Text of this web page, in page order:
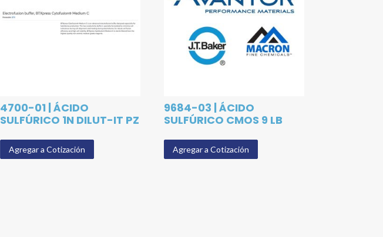
4700-01 | ÁCIDO
SULFÚRICO 1N DILUT-IT PZ
Agregar a Cotización
9684-03 | ÁCIDO
SULFÚRICO CMOS 9 LB
Agregar a Cotización